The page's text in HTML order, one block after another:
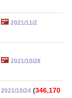
🖼️ 2021/11/2
🖼️ 2021/10/28
2021/10/24 (346,170